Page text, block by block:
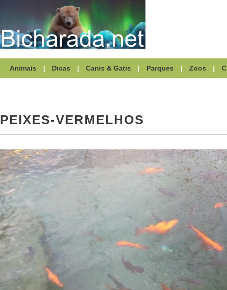
Animais | Dicas | Canis & Gatis | Parques | Zoos |
PEIXES-VERMELHOS